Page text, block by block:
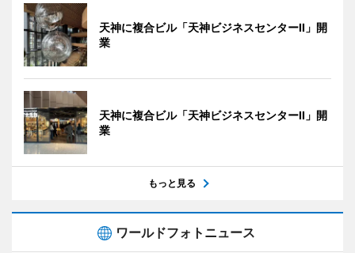
天神に複合ビル「天神ビジネスセンターII」開
業
天神に複合ビル「天神ビジネスセンターII」開
業
もっと見る
ワールドフォトニュース